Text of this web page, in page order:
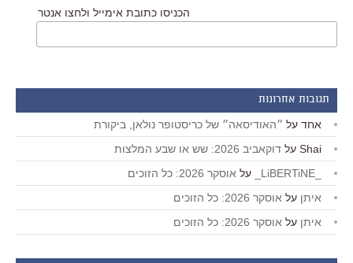
הכניסו כתובת אימייל ולחצו אנטר
תגובות אחרונות
אחד על ״האודיסאה״ של כריסטופר נולאן, ביקורת
Shai על דוקאביב 2026: שש או שבע המלצות
על אוסקר 2026: כל הזוכים
איתן על אוסקר 2026: כל הזוכים
איתן על אוסקר 2026: כל הזוכים